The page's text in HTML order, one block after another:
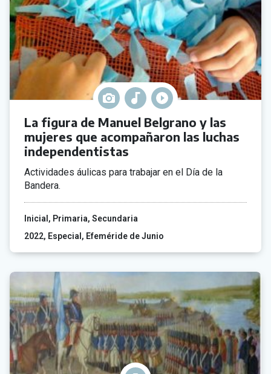
La figura de Manuel Belgrano y las
mujeres que acompañaron las luchas
independentistas
Actividades áulicas para trabajar en el Día de la
Bandera.
Inicial Primaria Secundaria
2022 Especial Efeméride de Junio